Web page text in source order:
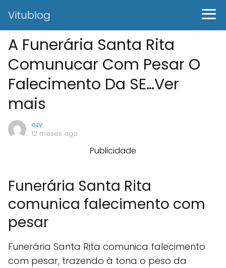
Vitublog
A Funerária Santa Rita
Comunucar Com Pesar O
Falecimento Da SE…Ver
mais
ozy
12 meses ago
Publicidade
Funerária Santa Rita
comunica falecimento com
pesar
Funerária Santa Rita comunica falecimento
com pesar, trazendo à tona o peso da